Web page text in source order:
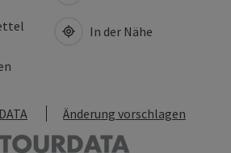
In der Nähe
Änderung vorschlagen